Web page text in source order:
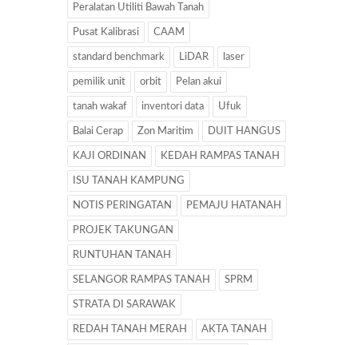
Peralatan Utiliti Bawah Tanah
Pusat Kalibrasi CAAM
standard benchmark LiDAR laser
pemilik unit orbit Pelan akui
tanah wakaf inventori data Ufuk
Balai Cerap Zon Maritim DUIT HANGUS
KAJI ORDINAN KEDAH RAMPAS TANAH
ISU TANAH KAMPUNG
NOTIS PERINGATAN PEMAJU HATANAH
PROJEK TAKUNGAN
RUNTUHAN TANAH
SELANGOR RAMPAS TANAH SPRM
STRATA DI SARAWAK
REDAH TANAH MERAH AKTA TANAH